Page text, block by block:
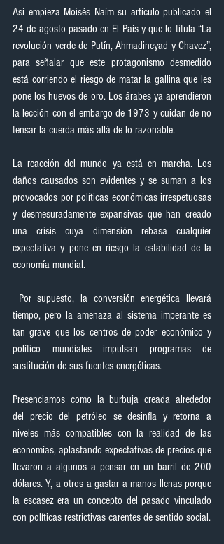
Así empieza Moisés Naím su artículo publicado el
24 de agosto pasado en El País y que lo titula “La
revolución verde de Putín, Ahmadineyad y Chavez”,
para señalar que este protagonismo desmedido
está corriendo el riesgo de matar la gallina que les
pone los huevos de oro. Los árabes ya aprendieron
la lección con el embargo de 1973 y cuidan de no
tensar la cuerda más allá de lo razonable.
La reacción del mundo ya está en marcha. Los
daños causados son evidentes y se suman a los
provocados por políticas económicas irrespetuosas
y desmesuradamente expansivas que han creado
una crisis cuya dimensión rebasa cualquier
expectativa y pone en riesgo la estabilidad de la
economía mundial.
tiempo, pero la amenaza al sistema imperante es
tan grave que los centros de poder económico y
político mundiales impulsan programas de
sustitución de sus fuentes energéticas.
Presenciamos como la burbuja creada alrededor
del precio del petróleo se desinfla y retorna a
niveles más compatibles con la realidad de las
economías, aplastando expectativas de precios que
llevaron a algunos a pensar en un barril de 200
dólares. Y, a otros a gastar a manos llenas porque
la escasez era un concepto del pasado vinculado
con políticas restrictivas carentes de sentido social.